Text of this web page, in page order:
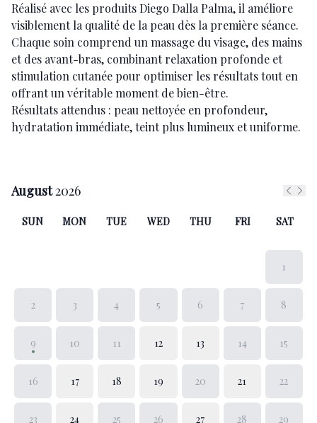
Réalisé avec les produits Diego Dalla Palma, il améliore
visiblement la qualité de la peau dès la première séance.
Chaque soin comprend un massage du visage, des mains
et des avant-bras, combinant relaxation profonde et
stimulation cutanée pour optimiser les résultats tout en
offrant un véritable moment de bien-être.
Résultats attendus : peau nettoyée en profondeur,
hydratation immédiate, teint plus lumineux et uniforme.
August2026
SUN MON TUE WED THU FRI SAT
1
2 3 4 5 6 7 8
9 10 11 12 13 14 15
16 17 18 19 20 21 22
23 24 25 26 27 28 29